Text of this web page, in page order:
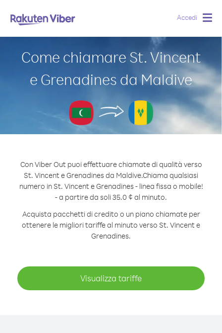
Accedi
Come chiamare St. Vincent
e Grenadines da Maldive
Con Viber Out puoi effettuare chiamate di qualità verso
St. Vincent e Grenadines da Maldive.Chiama qualsiasi
numero in St. Vincent e Grenadines - linea fissa o mobile!
- a partire da soli 35.0 ¢ al minuto.
Acquista pacchetti di credito o un piano chiamate per
ottenere le migliori tariffe al minuto verso St. Vincent e
Grenadines.
Visualizza tariffe